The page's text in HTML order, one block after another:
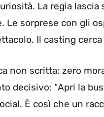
La regia lascia
Le sorprese con gli
Il casting
non scritta: zero
decisivo: “Apri la
È così che un